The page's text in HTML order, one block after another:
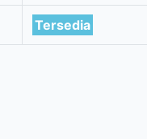
Tersedia